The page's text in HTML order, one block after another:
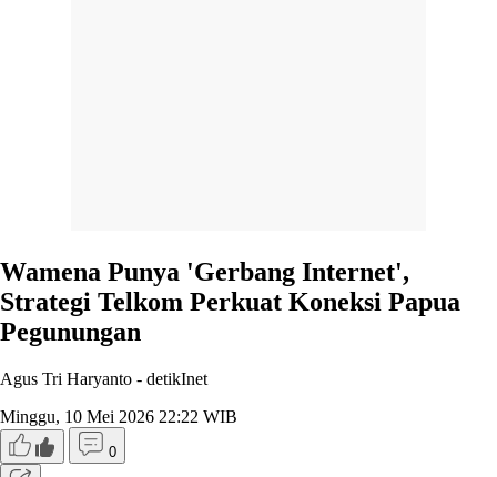
Wamena Punya 'Gerbang Internet',
Strategi Telkom Perkuat Koneksi Papua
Pegunungan
Agus Tri Haryanto - detikInet
Minggu, 10 Mei 2026 22:22 WIB
0